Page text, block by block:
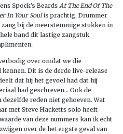
Spock’s Beards At The End Of The
In Your Soulis prachtig. Drummer
bij de meerstemmige stukken in
band dit lastige zangstuk
over omdat we die
Dit is de derde live-release
dat hij het gevoel had dat hij
had geschreven… Ook de
dezelfde reden niet gehoeven. Wat
met Steve Hacketts solo heeft
van deze nummers kan ik echt
over de het ergste geval van